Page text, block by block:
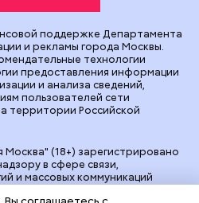
(18+) зарегистрировано
в сфере связи,
и массовых коммуникаций
поддержке Департамента
и рекламы города Москвы.
технологии
предоставления информации
и анализа сведений,
пользователей сети
территории Российской